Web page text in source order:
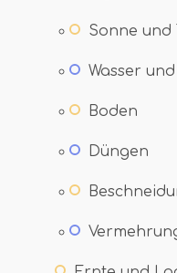
Sonne und
Wasser
Boden
Düngen